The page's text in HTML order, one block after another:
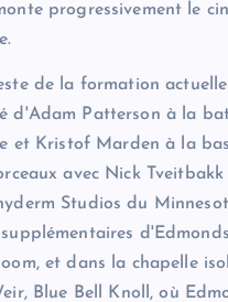
progressivement le
de la formation
d'Adam Patterson à la
et Kristof Marden à la
avec Nick Tveitbakk
Studios du
et dans la chapelle
Blue Bell Knoll, où